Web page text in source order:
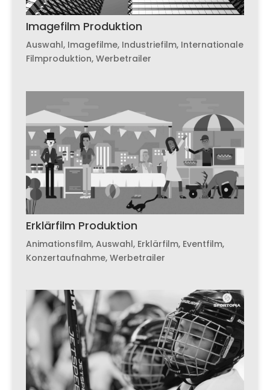
Imagefilm Produktion
Auswahl, Imagefilme, Industriefilm, Internationale
Filmproduktion, Werbetrailer
Erklärfilm Produktion
Animationsfilm, Auswahl, Erklärfilm, Eventfilm,
Konzertaufnahme, Werbetrailer